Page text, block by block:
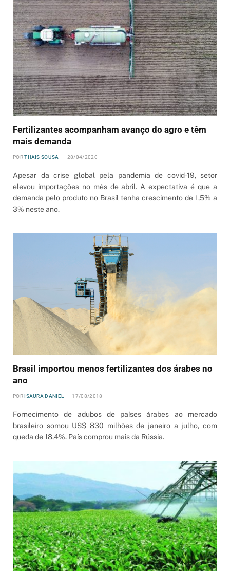
Fertilizantes acompanham avanço do agro e têm
mais demanda
POR THAIS SOUSA 28/04/2020
Apesar da crise global pela pandemia de covid-19, setor
elevou importações no mês de abril. A expectativa é que a
demanda pelo produto no Brasil tenha crescimento de 1,5% a
3% neste ano.
Brasil importou menos fertilizantes dos árabes no
ano
POR ISAURA DANIEL 17/08/2018
Fornecimento de adubos de países árabes ao mercado
brasileiro somou US$ 830 milhões de janeiro a julho, com
queda de 18,4%. País comprou mais da Rússia.